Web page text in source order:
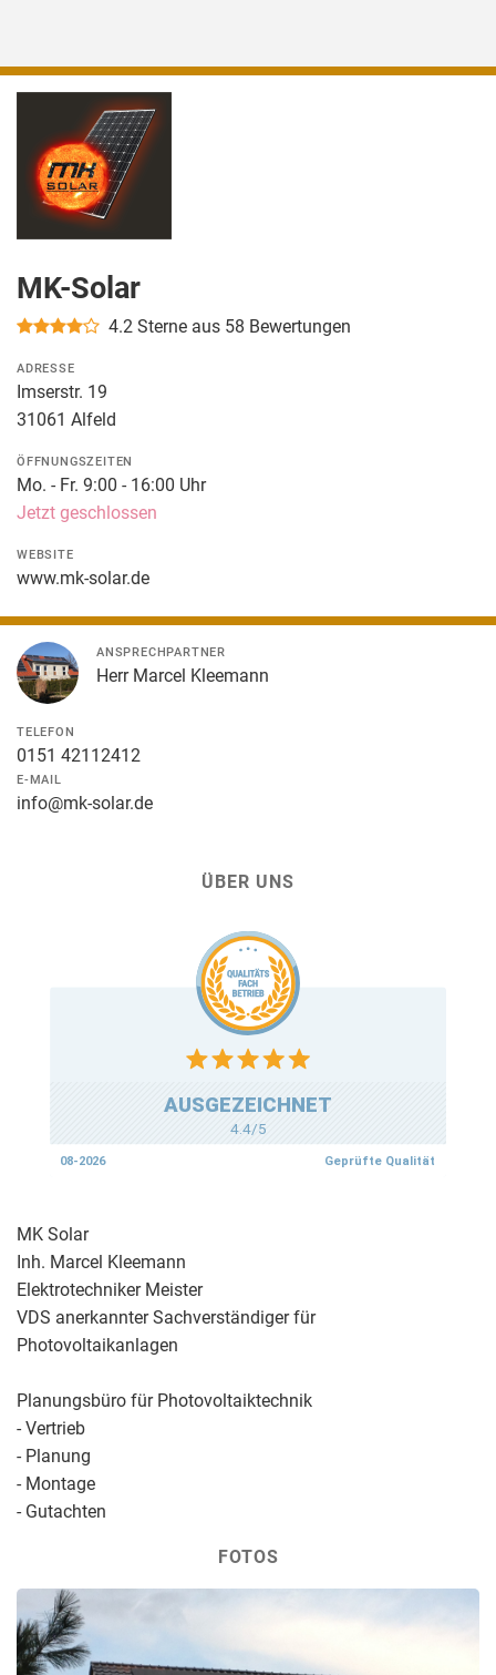
MK-Solar
4.2 Sterne aus 58 Bewertungen
ADRESSE
Imserstr. 19
31061 Alfeld
ÖFFNUNGSZEITEN
Mo. - Fr. 9:00 - 16:00 Uhr
Jetzt geschlossen
WEBSITE
www.mk-solar.de
ANSPRECHPARTNER
Herr Marcel Kleemann
TELEFON
0151 42112412
E-MAIL
info@mk-solar.de
ÜBER UNS
MK Solar
Inh. Marcel Kleemann
Elektrotechniker Meister
VDS anerkannter Sachverständiger für
Photovoltaikanlagen
Planungsbüro für Photovoltaiktechnik
- Vertrieb
- Planung
- Montage
- Gutachten
FOTOS